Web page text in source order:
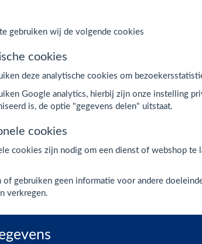
gebruiken wij de volgende cookies
cookies
deze analytische cookies om
Google analytics, hierbij zijn onze instelling
is, de optie "gegevens delen" uitstaat.
cookies
cookies zijn nodig om een dienst of webshop
of gebruiken geen informatie voor andere
verkregen.